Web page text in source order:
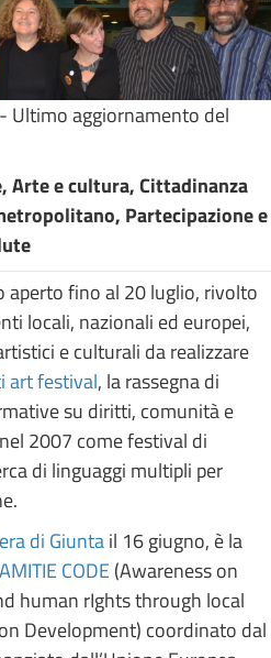
- Ultimo aggiornamento del
Arte e cultura, Cittadinanza
Partecipazione e
aperto fino al 20 luglio, rivolto
locali, nazionali ed europei,
e culturali da realizzare
art festival, la rassegna di
su diritti, comunità e
2007 come festival di
di linguaggi multipli per
di Giuntail 16 giugno, è la
CODE(Awareness on
human rIghts through local
Development) coordinato dal